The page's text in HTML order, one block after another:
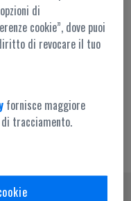
di
cookie”, dove puoi
di revocare il tuo
fornisce maggiore
tracciamento.